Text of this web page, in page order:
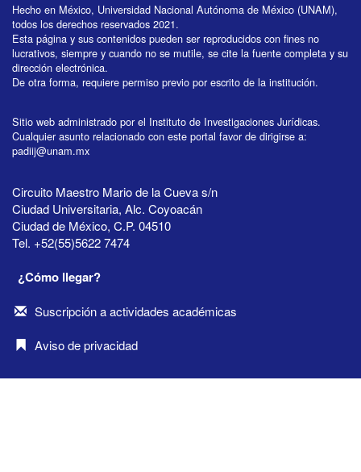
Hecho en México, Universidad Nacional Autónoma de México (UNAM),
todos los derechos reservados 2021.
Esta página y sus contenidos pueden ser reproducidos con fines no
lucrativos, siempre y cuando no se mutile, se cite la fuente completa y su
dirección electrónica.
De otra forma, requiere permiso previo por escrito de la institución.
Sitio web administrado por el Instituto de Investigaciones Jurídicas.
Cualquier asunto relacionado con este portal favor de dirigirse a:
padiij@unam.mx
Circuito Maestro Mario de la Cueva s/n
Ciudad Universitaria, Alc. Coyoacán
Ciudad de México, C.P. 04510
Tel. +52(55)5622 7474
¿Cómo llegar?
Suscripción a actividades académicas
Aviso de privacidad